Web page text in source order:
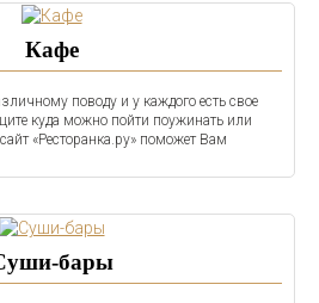
Кафе
поводу и у каждого есть свое
куда можно пойти поужинать или
«Ресторанка.ру» поможет Вам
бары